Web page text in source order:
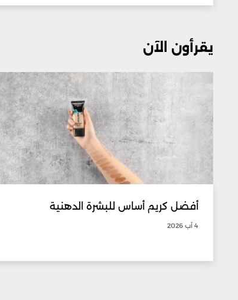
يقرأون الآن
أفضل كريم أساس للبشرة الدهنية
4 آب 2026